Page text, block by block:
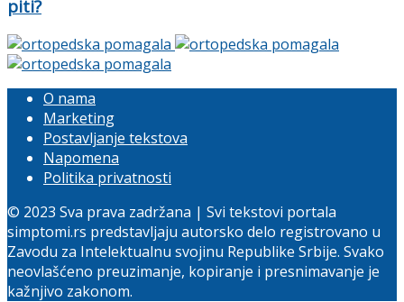
piti?
O nama
Marketing
Postavljanje tekstova
Napomena
Politika privatnosti
© 2023 Sva prava zadržana | Svi tekstovi portala
simptomi.rs predstavljaju autorsko delo registrovano u
Zavodu za Intelektualnu svojinu Republike Srbije. Svako
neovlašćeno preuzimanje, kopiranje i presnimavanje je
kažnjivo zakonom.